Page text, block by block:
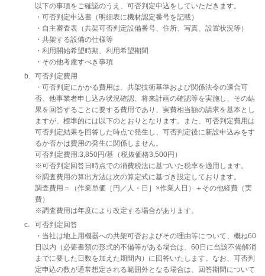
以下の事項をご確認のうえ、可否判定申込をしていただきます。
・可否判定申込書（明細表に機材認定番号を記載）
・自主審査表（共架可否判定設備番号、住所、写真、設置状況等）
・共架する設備の仕様等
・利用開始希望時期、利用希望期間
・その他考慮すべき事項
b.
可否判定費用
・可否判定にかかる費用は、共架技術基準および関係法令の適合可
否、他事業者申し込み状況確認、将来計画の確認等を実施し、その結
果を回答することに要する費用であり、実費相当額の請求を基本とし
ますが、標準的には以下のとおりとなります。また、可否判定費用は
可否判定結果を回答した時点で発生し、可否判定後に新設申込みをす
るか否かは費用の発生に関係しません。
可否判定費用:3,850円/基（税抜価格3,500円）
※可否判定回答日時点での消費税法に基づいた税率を適用します。
※調査費用の算出方法は次の算定式に基づき設定しております。
調査費用＝（作業単価［円／人・日］×作業人日）＋その他経費（実
費）
※調査費用は年度により改定する場合があります。
c.
可否判定回答
・当社は地上用機器への共架可否およびその理由等について、概ね60
日以内（必要書類の形式的不備等がある場合は、60日に当該不備解消
までに要した日数を加えた期間内）に回答いたします。なお、可否判
定申込の数が通常想定される範囲外となる場合は、回答期間について